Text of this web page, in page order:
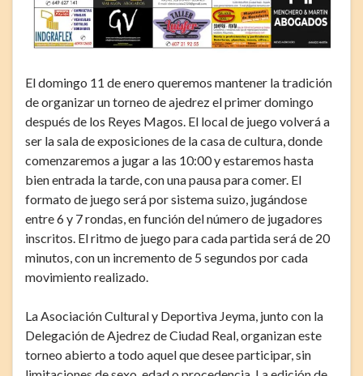
El domingo 11 de enero queremos mantener la tradición
de organizar un torneo de ajedrez el primer domingo
después de los Reyes Magos. El local de juego volverá a
ser la sala de exposiciones de la casa de cultura, donde
comenzaremos a jugar a las 10:00 y estaremos hasta
bien entrada la tarde, con una pausa para comer. El
formato de juego será por sistema suizo, jugándose
entre 6 y 7 rondas, en función del número de jugadores
inscritos. El ritmo de juego para cada partida será de 20
minutos, con un incremento de 5 segundos por cada
movimiento realizado.
La Asociación Cultural y Deportiva Jeyma, junto con la
Delegación de Ajedrez de Ciudad Real, organizan este
torneo abierto a todo aquel que desee participar, sin